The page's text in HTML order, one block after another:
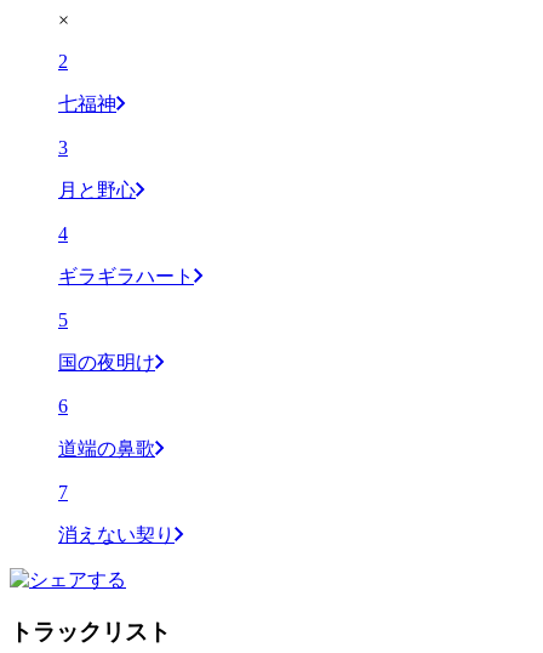
×
2
七福神
3
月と野心
4
ギラギラハート
5
国の夜明け
6
道端の鼻歌
7
消えない契り
トラックリスト